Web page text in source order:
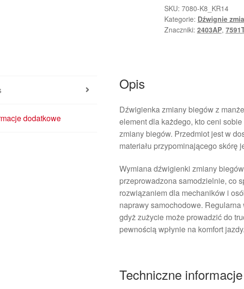
SKU: 7080-K8_KR14
Kategorie: Dźwignie
Znaczniki: 2403AP,
dodatkowe
Opis
Dźwigienka zmiany biegów z
element dla każdego, kto ceni
zmiany biegów. Przedmiot jest w
materiału przypominającego skórę
Wymiana dźwigienki zmiany
przeprowadzona samodzielnie, co
rozwiązaniem dla mechaników i
naprawy samochodowe.
gdyż zużycie może prowadzić do
pewnością wpłynie na komfort jazdy.
Techniczne informacje